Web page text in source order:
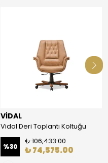
VİDAL
Vidal Deri Toplantı Koltuğu
%30
₺ 106,433.00
₺ 74,575.00